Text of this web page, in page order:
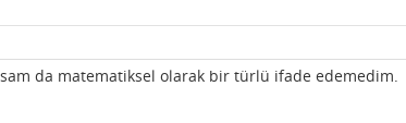
da matematiksel olarak bir türlü ifade edemedim.